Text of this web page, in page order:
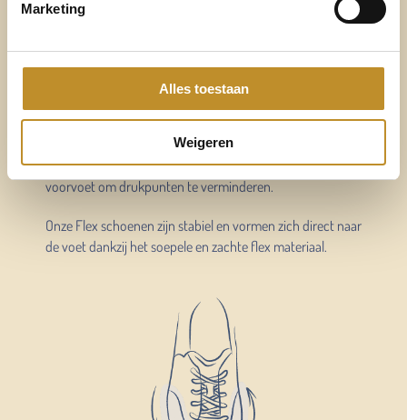
Marketing
Alles toestaan
Weigeren
Vermindert druk op de
voorvoet
Durea Flex
Flex geeft extra ruimte en vermindert de druk op de
voorvoet. Durea Flex heeft speciaal flexmateriaal bij de
voorvoet om drukpunten te verminderen.
Onze Flex schoenen zijn stabiel en vormen zich direct naar
de voet dankzij het soepele en zachte flex materiaal.